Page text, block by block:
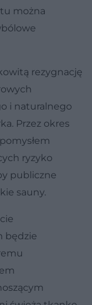
można
rezygnację
i naturalnego
Przez okres
ryzyko
publiczne
sauny.
będzie